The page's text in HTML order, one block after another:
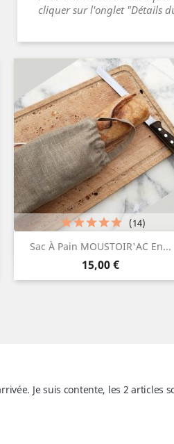
cliquer sur l'onglet "Détails
Sac À Pain MOUSTOIR'AC En...
Prix
15,00 €
(14)
Aperçu rapide
Je suis contente, les 2 articles